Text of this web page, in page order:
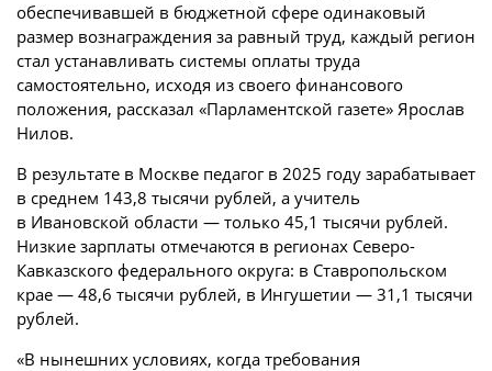
обеспечивавшей в бюджетной сфере одинаковый
размер вознаграждения за равный труд, каждый регион
стал устанавливать системы оплаты труда
самостоятельно, исходя из своего финансового
положения, рассказал «Парламентской газете» Ярослав
Нилов.
В результате в Москве педагог в 2025 году зарабатывает
в среднем 143,8 тысячи рублей, а учитель
в Ивановской области — только 45,1 тысячи рублей.
Низкие зарплаты отмечаются в регионах Северо-
Кавказского федерального округа: в Ставропольском
крае — 48,6 тысячи рублей, в Ингушетии — 31,1 тысячи
рублей.
«В нынешних условиях, когда требования